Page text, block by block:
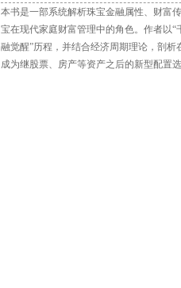
本书是一部系统解析珠宝金融属性、财富
宝在现代家庭财富管理中的角色。作者以
融觉醒”历程，并结合经济周期理论，剖析
成为继股票、房产等资产之后的新型配置选